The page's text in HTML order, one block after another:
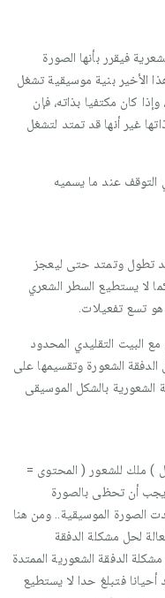
فيقرر بأنها الصورة
الأخير بنية موسيقية تشغل
كان مكتفيا بذاته، فإن
غير أنها قد تمتد لتشغل
التوقف عند ما يسميه
قد تطول وتمتد حتى ليعجز
لا يستطيع السطر الشعري
تسع تفعيلات.
مع البيت التقليدي المحدود
الشعورة وتقسيمها على
الشعورية بالشكل الموسيقى
) ملك للشعور ( المحتوى =
يجب أن تحظى بالصورة
الصورة الموسيقية.. ومن هنا
لحل مشكلة الدفقة
الدفقة الشعورية الممتدة
أحيانا فتبلغ حدا لا يستطيع